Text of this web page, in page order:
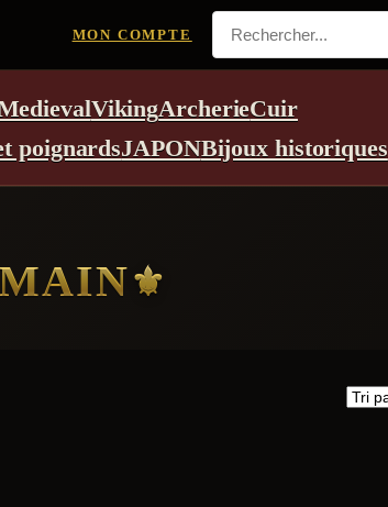
MON COMPTE
VikingArcherieCuir
poignardsJAPONBijoux historiques